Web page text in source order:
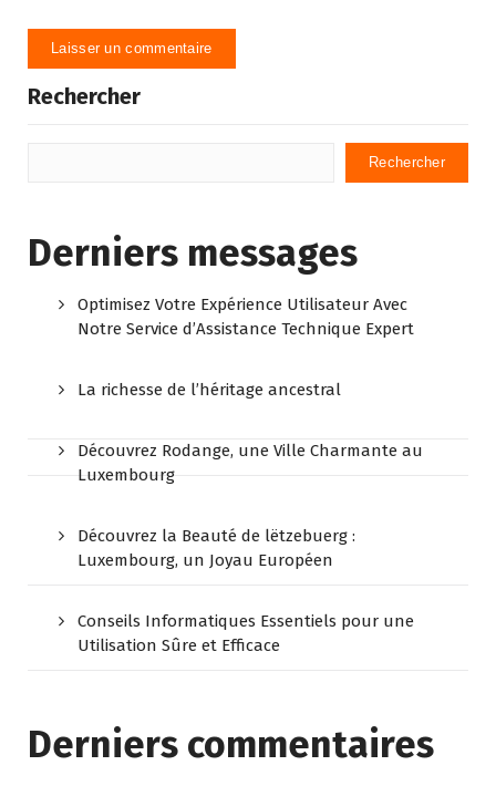
Rechercher
Rechercher
Derniers messages
Optimisez Votre Expérience Utilisateur Avec
Notre Service d’Assistance Technique Expert
La richesse de l’héritage ancestral
Découvrez Rodange, une Ville Charmante au
Luxembourg
Découvrez la Beauté de lëtzebuerg :
Luxembourg, un Joyau Européen
Conseils Informatiques Essentiels pour une
Utilisation Sûre et Efficace
Derniers commentaires